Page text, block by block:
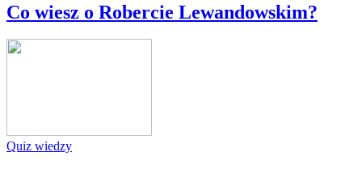
Co wiesz o Robercie Lewandowskim?
Quiz wiedzy